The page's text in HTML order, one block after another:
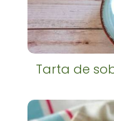
Tarta de